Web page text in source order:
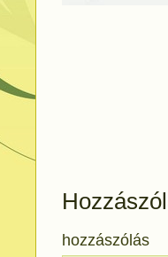
hozzászólás